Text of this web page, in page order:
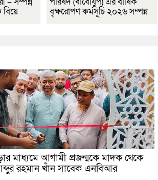
বৃক্ষরোপণ কর্মসূচি ২০২৬ সম্পন্ন
মাধ্যমে আগামী প্রজন্মকে মাদক থেকে
রহমান খাঁন সাবেক এনবিআর